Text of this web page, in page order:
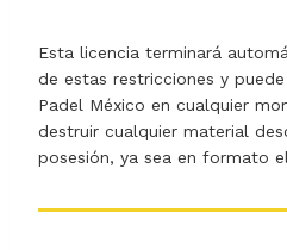
Esta licencia terminará
de estas restricciones y
Padel México en cualquier
destruir cualquier material
posesión, ya sea en formato